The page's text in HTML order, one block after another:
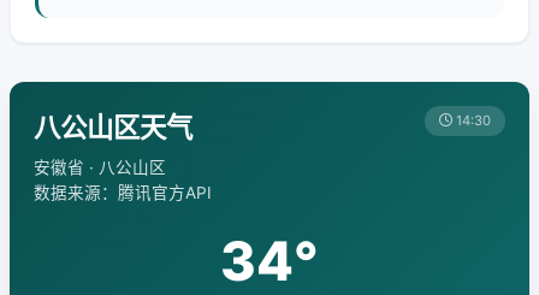
八公山区天气
安徽省 · 八公山区
数据来源：腾讯官方API
14:30
34°